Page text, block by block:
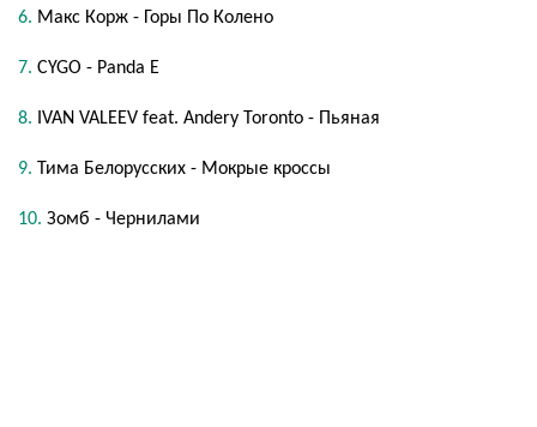
Макс Корж - Горы По Колено
CYGO - Panda E
IVAN VALEEV feat. Andery Toronto - Пьяная
Тима Белорусских - Мокрые кроссы
Зомб - Чернилами